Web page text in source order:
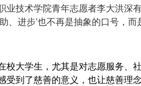
业技术学院青年志愿者李大洪深
、进步’也不再是抽象的口号，
校大学生，尤其是对志愿服务、
受到了慈善的意义，也让慈善理